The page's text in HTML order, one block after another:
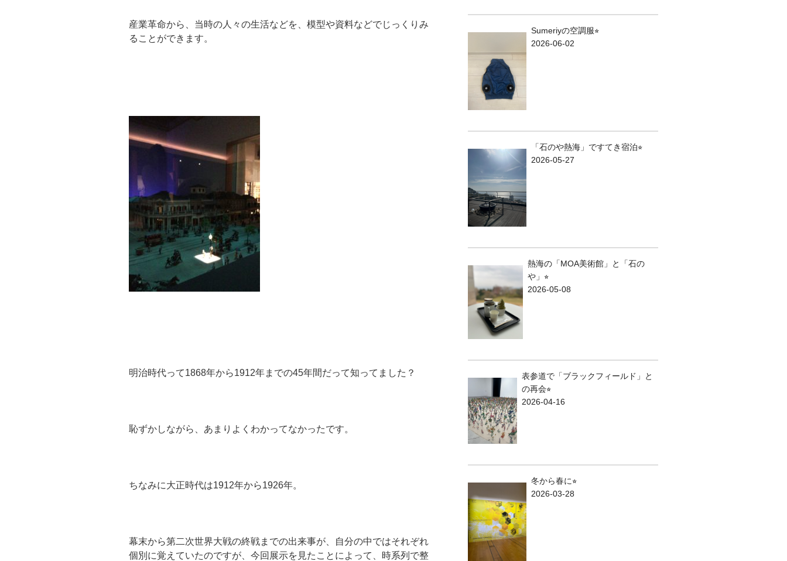
産業革命から、当時の人々の生活などを、模型や資料などでじっくりみ
ることができます。
明治時代って1868年から1912年までの45年間だって知ってました？
恥ずかしながら、あまりよくわかってなかったです。
ちなみに大正時代は1912年から1926年。
幕末から第二次世界大戦の終戦までの出来事が、自分の中ではそれぞれ
個別に覚えていたのですが、今回展示を見たことによって、時系列で整
Sumeriyの空調服⭐︎
2026-06-02
「石のや熱海」ですてき宿泊⭐︎
2026-05-27
熱海の「MOA美術館」と「石の
や」⭐︎
2026-05-08
表参道で「ブラックフィールド」と
の再会⭐︎
2026-04-16
冬から春に⭐︎
2026-03-28